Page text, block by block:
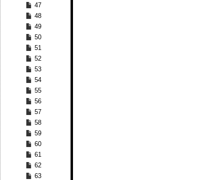
47
48
49
50
51
52
53
54
55
56
57
58
59
60
61
62
63